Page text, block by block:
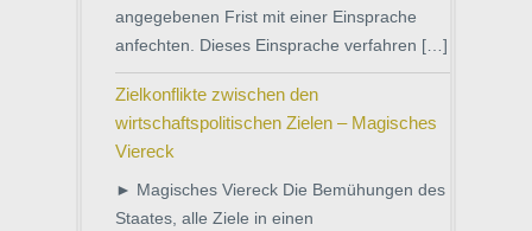
angegebenen Frist mit einer Einsprache
anfechten. Dieses Einsprache verfahren […]
Zielkonflikte zwischen den
wirtschaftspolitischen Zielen – Magisches
Viereck
► Magisches Viereck Die Bemühungen des
Staates, alle Ziele in einen